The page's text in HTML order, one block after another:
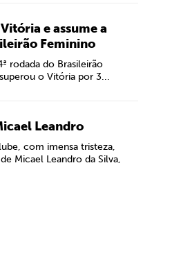
e assume a
Feminino
rodada do Brasileirão
o Vitória por 3...
Leandro
com imensa tristeza,
Micael Leandro da Silva,